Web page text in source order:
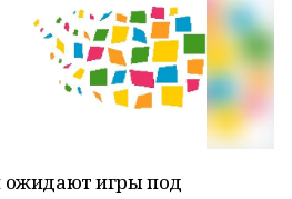
ожидают игры под